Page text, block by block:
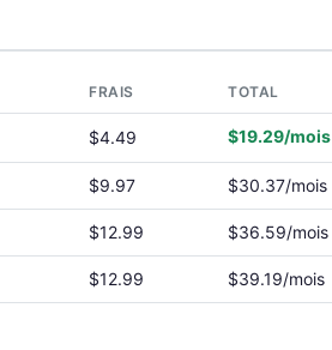
FRAIS TOTAL
$4.49 $19.29/mois
$9.97 $30.37/mois
$12.99 $36.59/mois
$12.99 $39.19/mois